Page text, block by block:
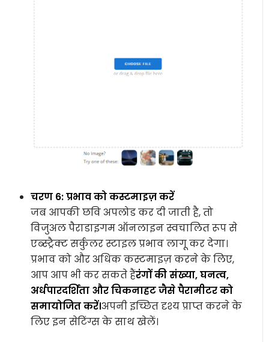
चरण 6: प्रभाव को कस्टमाइज़ करें
जब आपकी छवि अपलोड कर दी जाती है, तो
विजुअल पैराडाइगम ऑनलाइन स्वचालित रूप से
एब्स्ट्रैक्ट सर्कुलर स्टाइल प्रभाव लागू कर देगा।
प्रभाव को और अधिक कस्टमाइज़ करने के लिए,
आप आप भी कर सकते हैंरंगों की संख्या, घनत्व,
अर्धपारदर्शिता और चिकनाहट जैसे पैरामीटर को
समायोजित करें।अपनी इच्छित दृश्य प्राप्त करने के
लिए इन सेटिंग्स के साथ खेलें।